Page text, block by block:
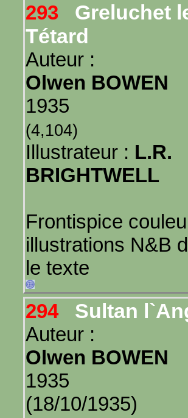
293
Greluchet
Tétard
Auteur :
Olwen BOWEN
1935
(4,104)
Illustrateur : L.R.
BRIGHTWELL
Frontispice
illustrations N&B
le texte
294
Sultan
Auteur :
Olwen BOWEN
1935
(18/10/1935)